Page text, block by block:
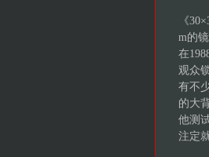
《
m的
在
观众
有不
的大
他测
注定